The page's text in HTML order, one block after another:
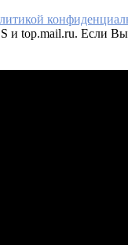
top.mail.ru. Если